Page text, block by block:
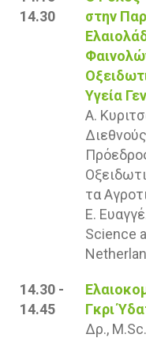
14.30
στην
Υγεία
Α.
τα
Ε.
Science
14.30 -
14.45
Γκρι
Δρ.,